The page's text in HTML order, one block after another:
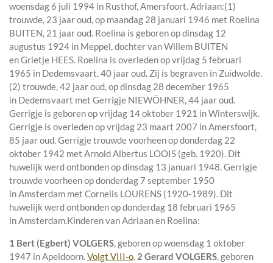
woensdag 6 juli 1994 in Rusthof, Amersfoort. Adriaan:(1)
trouwde, 23 jaar oud, op maandag 28 januari 1946 met Roelina
BUITEN, 21 jaar oud. Roelina is geboren op dinsdag 12
augustus 1924 in Meppel, dochter vanWillem BUITEN
enGrietje HEES. Roelina is overleden op vrijdag 5 februari
1965 in Dedemsvaart, 40 jaar oud. Zij is begraven in Zuidwolde.
(2) trouwde, 42 jaar oud, op dinsdag 28 december 1965
in Dedemsvaart met Gerrigje NIEWÖHNER, 44 jaar oud.
Gerrigje is geboren op vrijdag 14 oktober 1921 inWinterswijk.
Gerrigje is overleden op vrijdag 23 maart 2007 inAmersfoort,
85 jaar oud. Gerrigje trouwde voorheen op donderdag 22
oktober 1942 met Arnold Albertus LOOIS (geb. 1920). Dit
huwelijk werd ontbonden op dinsdag 13 januari 1948. Gerrigje
trouwde voorheen op donderdag 7 september 1950
inAmsterdam met Cornelis LOURENS (1920-1989). Dit
huwelijk werd ontbonden op donderdag 18 februari 1965
inAmsterdam.Kinderen van Adriaan en Roelina:
1 Bert (Egbert) VOLGERS, geboren op woensdag 1 oktober
1947 inApeldoorn.Volgt VIII-o. 2 Gerard VOLGERS, geboren